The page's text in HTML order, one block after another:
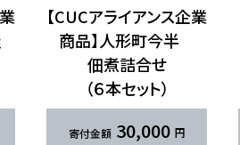
【CUCアライアンス企業
商品】​人形町今半
佃煮詰合せ​
（６本セット）
30,000